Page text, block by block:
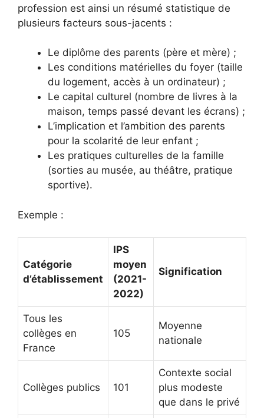
profession est ainsi un résumé statistique de
plusieurs facteurs sous-jacents :
Le diplôme des parents (père et mère) ;
Les conditions matérielles du foyer (taille
du logement, accès à un ordinateur) ;
Le capital culturel (nombre de livres à la
maison, temps passé devant les écrans) ;
L’implication et l’ambition des parents
pour la scolarité de leur enfant ;
Les pratiques culturelles de la famille
(sorties au musée, au théâtre, pratique
sportive).
Exemple :
Catégorie
d’établissement
IPS
moyen
(2021-
2022)
Signification
Tous les
collèges en
France
105
Moyenne
nationale
Collèges publics 101
Contexte social
plus modeste
que dans le privé